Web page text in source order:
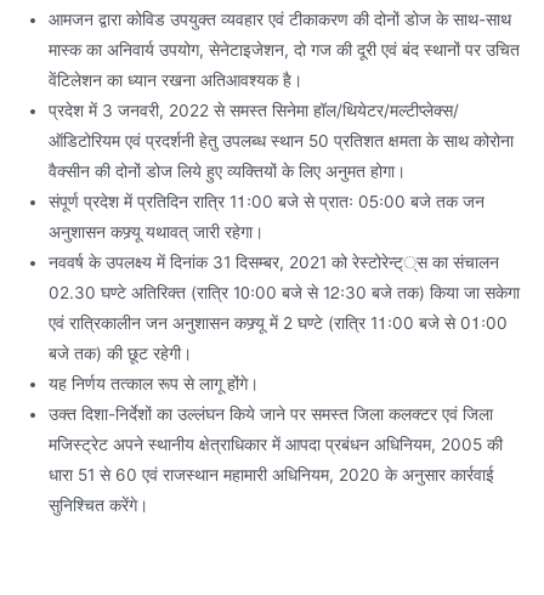
आमजन द्वारा कोविड उपयुक्त व्यवहार एवं टीकाकरण की दोनों डोज के साथ-साथ
मास्क का अनिवार्य उपयोग, सेनेटाइजेशन, दो गज की दूरी एवं बंद स्थानों पर उचित
वेंटिलेशन का ध्यान रखना अतिआवश्यक है।
प्रदेश में 3 जनवरी, 2022 से समस्त सिनेमा हॉल/थियेटर/मल्टीप्लेक्स/
ऑडिटोरियम एवं प्रदर्शनी हेतु उपलब्ध स्थान 50 प्रतिशत क्षमता के साथ कोरोना
वैक्सीन की दोनों डोज लिये हुए व्यक्तियों के लिए अनुमत होगा।
संपूर्ण प्रदेश में प्रतिदिन रात्रि 11ः00 बजे से प्रातः 05ः00 बजे तक जन
अनुशासन कफ्र्यू यथावत् जारी रहेगा।
नववर्ष के उपलक्ष्य में दिनांक 31 दिसम्बर, 2021 को रेस्टोरेन्ट््स का संचालन
02.30 घण्टे अतिरिक्त (रात्रि 10ः00 बजे से 12ः30 बजे तक) किया जा सकेगा
एवं रात्रिकालीन जन अनुशासन कफ्र्यू में 2 घण्टे (रात्रि 11ः00 बजे से 01ः00
बजे तक) की छूट रहेगी।
यह निर्णय तत्काल रूप से लागू होंगे।
उक्त दिशा-निर्देशों का उल्लंघन किये जाने पर समस्त जिला कलक्टर एवं जिला
मजिस्ट्रेट अपने स्थानीय क्षेत्राधिकार में आपदा प्रबंधन अधिनियम, 2005 की
धारा 51 से 60 एवं राजस्थान महामारी अधिनियम, 2020 के अनुसार कार्रवाई
सुनिश्चित करेंगे।